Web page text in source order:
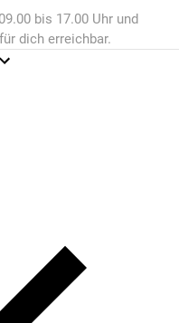
bis 17.00 Uhr und
dich erreichbar.